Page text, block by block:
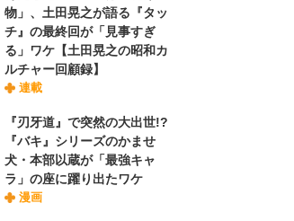
物」、土田晃之が語る『タッ
チ』の最終回が「見事すぎ
る」ワケ【土田晃之の昭和カ
ルチャー回顧録】
連載
『刃牙道』で突然の大出世!?
『バキ』シリーズのかませ
犬・本部以蔵が「最強キャ
ラ」の座に躍り出たワケ
漫画